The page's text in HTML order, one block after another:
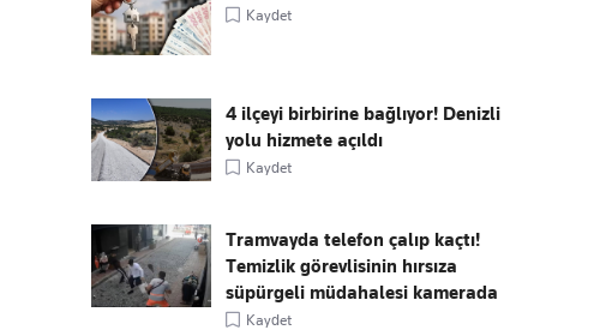
Kaydet
4 ilçeyi birbirine bağlıyor! Denizli
yolu hizmete açıldı
Kaydet
Tramvayda telefon çalıp kaçtı!
Temizlik görevlisinin hırsıza
süpürgeli müdahalesi kamerada
Kaydet